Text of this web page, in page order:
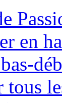
en
tous